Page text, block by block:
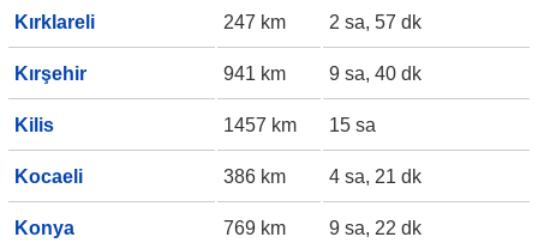
Kırklareli 247 km 2 sa, 57 dk
Kırşehir 941 km 9 sa, 40 dk
Kilis 1457 km 15 sa
Kocaeli 386 km 4 sa, 21 dk
Konya 769 km 9 sa, 22 dk